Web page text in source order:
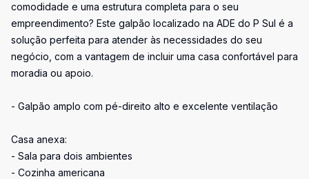
comodidade e uma estrutura completa para o seu
empreendimento? Este galpão localizado na ADE do P Sul é a
solução perfeita para atender às necessidades do seu
negócio, com a vantagem de incluir uma casa confortável para
moradia ou apoio.
- Galpão amplo com pé-direito alto e excelente ventilação
Casa anexa:
- Sala para dois ambientes
- Cozinha americana